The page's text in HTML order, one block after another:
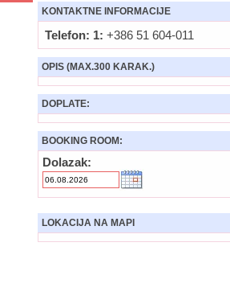
KONTAKTNE INFORMACIJE
Telefon: 1: +386 51 604-011
OPIS (MAX.300 KARAK.)
DOPLATE:
BOOKING ROOM:
Dolazak:
LOKACIJA NA MAPI